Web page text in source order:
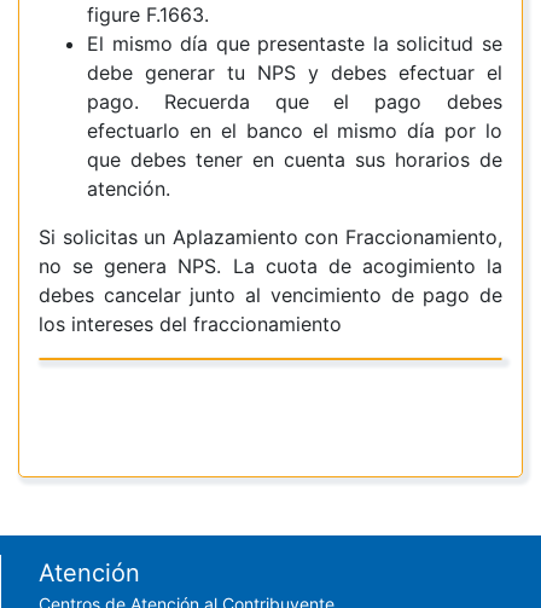
figure F.1663.
El mismo día que presentaste la solicitud se
debe generar tu NPS y debes efectuar el
pago. Recuerda que el pago debes
efectuarlo en el banco el mismo día por lo
que debes tener en cuenta sus horarios de
atención.
Si solicitas un Aplazamiento con Fraccionamiento,
no se genera NPS. La cuota de acogimiento la
debes cancelar junto al vencimiento de pago de
los intereses del fraccionamiento
Footer menu
Atención